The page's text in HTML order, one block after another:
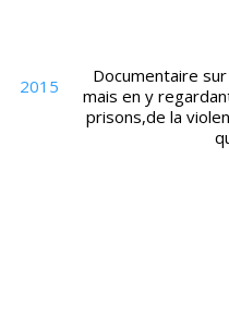
2015
Documentaire
mais en y
prisons,de la